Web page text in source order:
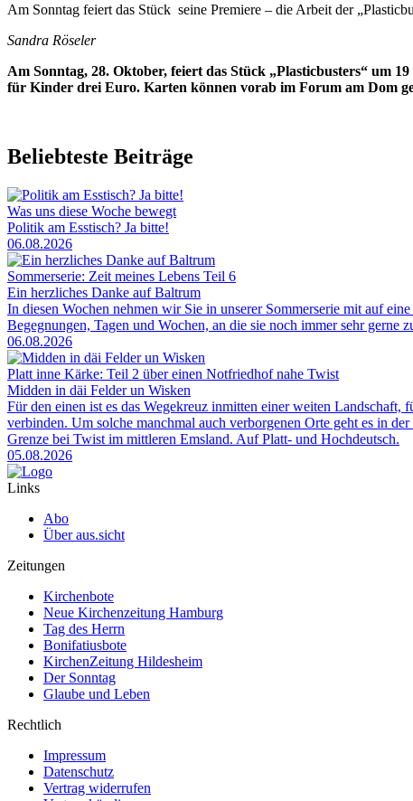
Am Sonntag feiert das Stück seine Premiere – die Arbeit der
Sandra Röseler
Am Sonntag, 28. Oktober, feiert das Stück „Plasticbusters“ um
für Kinder drei Euro. Karten können vorab im Forum am Dom
Beliebteste Beiträge
Was uns diese Woche bewegt
Politik am Esstisch? Ja bitte!
06.08.2026
Sommerserie: Zeit meines Lebens Teil 6
Ein herzliches Danke auf Baltrum
In diesen Wochen nehmen wir Sie in unserer Sommerserie mit auf
Begegnungen, Tagen und Wochen, an die sie noch immer sehr
06.08.2026
Platt inne Kärke: Teil 2 über einen Notfriedhof nahe Twist
Midden in däi Felder un Wisken
Für den einen ist es das Wegekreuz inmitten einer weiten
verbinden. Um solche manchmal auch verborgenen Orte geht es in
Grenze bei Twist im mittleren Emsland. Auf Platt- und Hochdeutsch.
05.08.2026
Links
Abo
Über aus.sicht
Zeitungen
Kirchenbote
Neue Kirchenzeitung Hamburg
Tag des Herrn
Bonifatiusbote
KirchenZeitung Hildesheim
Der Sonntag
Glaube und Leben
Rechtlich
Impressum
Datenschutz
Vertrag widerrufen